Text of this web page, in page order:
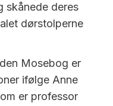
skånede deres
dørstolperne
Mosebog er
ifølge Anne
er professor